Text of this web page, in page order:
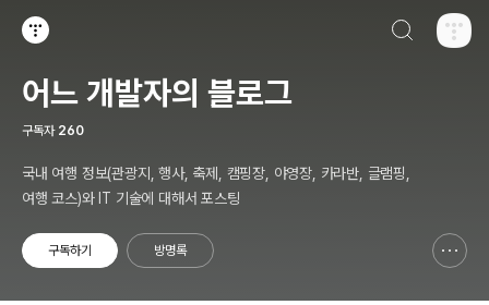
어느 개발자의 블로그
구독자 260
국내 여행 정보(관광지, 행사, 축제, 캠핑장, 야영장, 카라반, 글램핑,
여행 코스)와 IT 기술에 대해서 포스팅
구독하기 방명록